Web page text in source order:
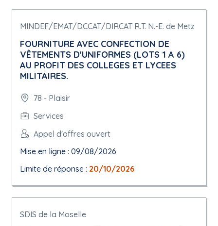
MINDEF/EMAT/DCCAT/DIRCAT R.T. N.-E. de Metz
FOURNITURE AVEC CONFECTION DE
VÊTEMENTS D'UNIFORMES (LOTS 1 A 6)
AU PROFIT DES COLLEGES ET LYCEES
MILITAIRES.
78 - Plaisir
Services
Appel d'offres ouvert
Mise en ligne : 09/08/2026
Limite de réponse : 20/10/2026
SDIS de la Moselle